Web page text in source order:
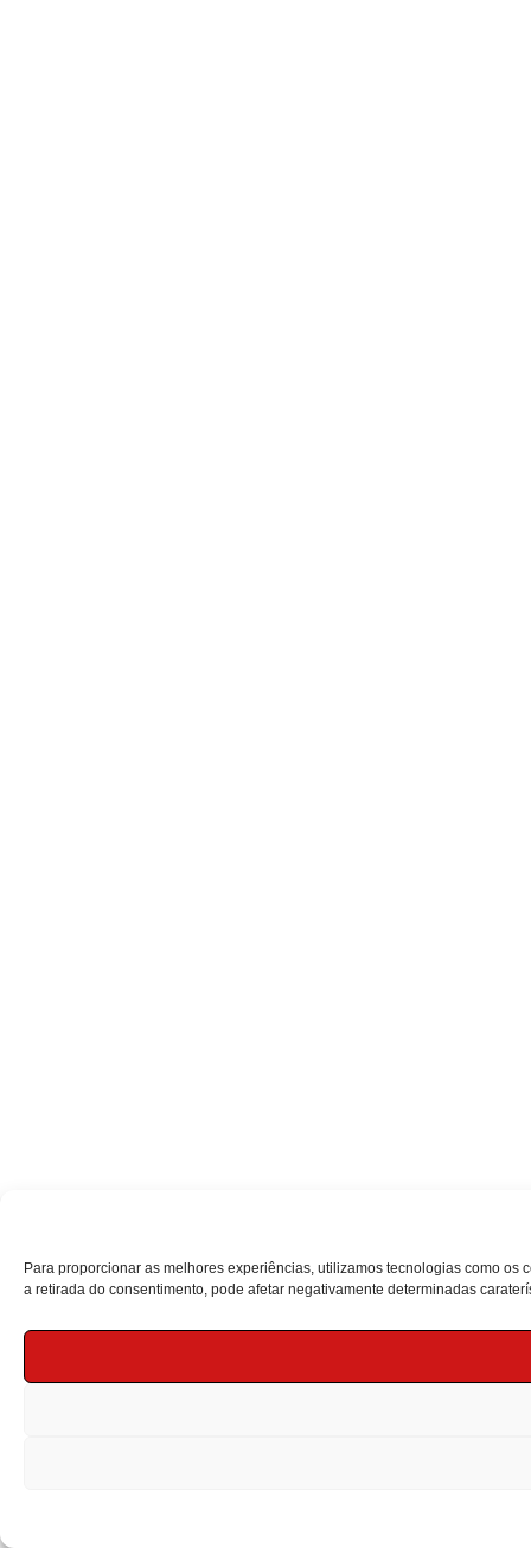
Para proporcionar as melhores experiências, utilizamos tecnologias como
a retirada do consentimento, pode afetar negativamente determinadas